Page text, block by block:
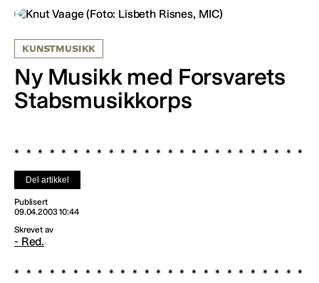
KUNSTMUSIKK
Ny Musikk med Forsvarets
Stabsmusikkorps
Del artikkel
Publisert
09.04.2003 10:44
Skrevet av
- Red.